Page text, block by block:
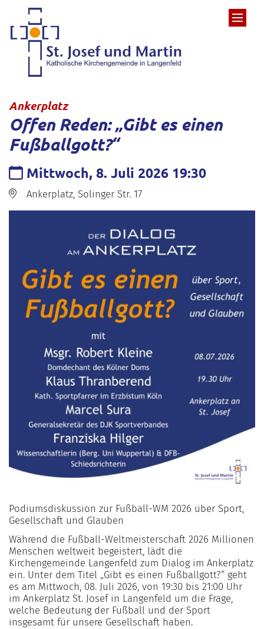
Zum Inhalt springen
Ankerplatz:
Offen Reden: „Gibt es einen
Fußballgott?“
Datum:
Mittwoch, 8. Juli 2026 19:30
Ort: Ankerplatz, Solinger Str. 17
Podiumsdiskussion zur Fußball-WM 2026 über Sport,
Gesellschaft und Glauben
Während die Fußball-Weltmeisterschaft 2026 Millionen
Menschen weltweit begeistert, lädt die
Kirchengemeinde Langenfeld zum Dialog im Ankerplatz
ein. Unter dem Titel „Gibt es einen Fußballgott?“ geht
es am Mittwoch, 08. Juli 2026, von 19:30 bis 21:00 Uhr
im Ankerplatz St. Josef in Langenfeld um die Frage,
welche Bedeutung der Fußball und der Sport
insgesamt für unsere Gesellschaft haben.